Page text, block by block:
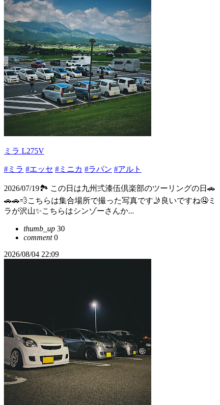
ミラ L275V
#ミラ #エッセ #ミニカ #ラパン #アルト
2026/07/19🏞️ この日は九州弍漆伍倶楽部のツーリングの日🚗
🚗🚗💨こちらは集合場所で撮った写真です🤳良いですね🤤ミ
ラが沢山✨こちらはシンゾーさんか...
thumb_up 30
comment0
2026/08/04 22:09